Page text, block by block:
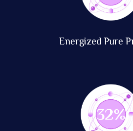
Energized Pure
74%